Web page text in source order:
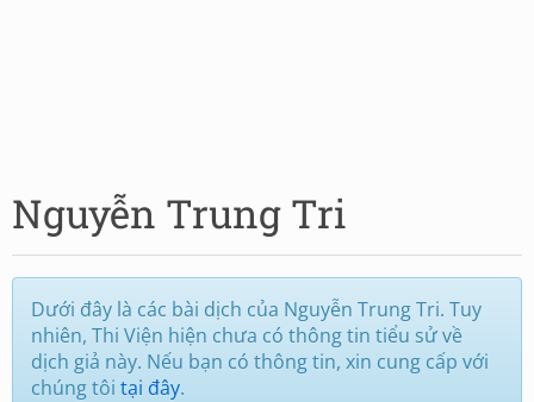
Nguyễn Trung Tri
Dưới đây là các bài dịch của Nguyễn Trung Tri. Tuy
nhiên, Thi Viện hiện chưa có thông tin tiểu sử về
dịch giả này. Nếu bạn có thông tin, xin cung cấp với
chúng tôi tại đây.